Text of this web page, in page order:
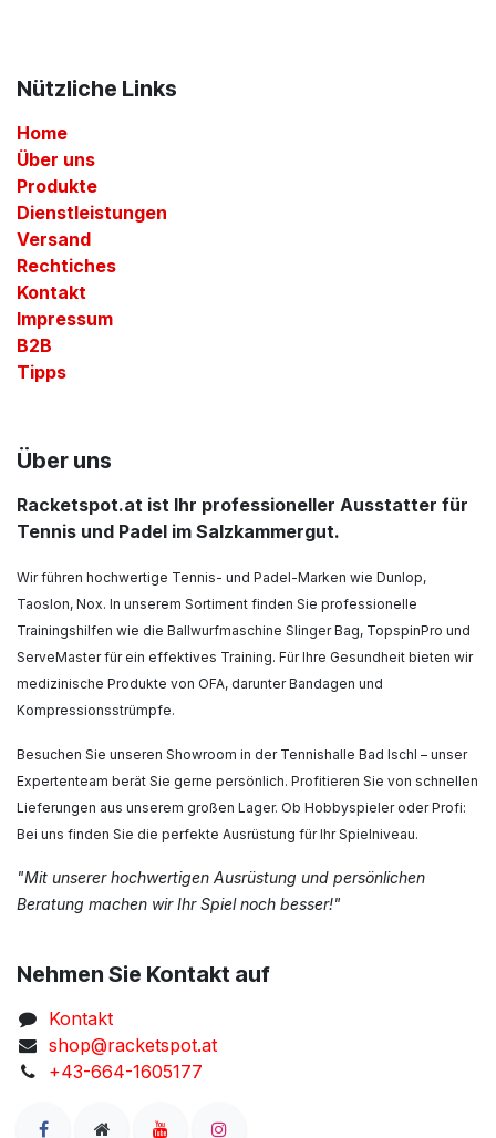
Nützliche Links
Home
Über uns
Produkte
Dienstleistungen
Versand
Rechtiches
Kontakt
Impressum
B2B
Tipps
Über uns
Racketspot.at ist Ihr professioneller Ausstatter für
Tennis und Padel im Salzkammergut.
Wir führen hochwertige Tennis- und Padel-Marken wie Dunlop,
Taoslon, Nox. In unserem Sortiment finden Sie professionelle
Trainingshilfen wie die Ballwurfmaschine Slinger Bag, TopspinPro und
ServeMaster für ein effektives Training. Für Ihre Gesundheit bieten wir
medizinische Produkte von OFA, darunter Bandagen und
Kompressionsstrümpfe.
Besuchen Sie unseren Showroom in der Tennishalle Bad Ischl – unser
Expertenteam berät Sie gerne persönlich. Profitieren Sie von schnellen
Lieferungen aus unserem großen Lager. Ob Hobbyspieler oder Profi:
Bei uns finden Sie die perfekte Ausrüstung für Ihr Spielniveau.
"Mit unserer hochwertigen Ausrüstung und persönlichen
Beratung machen wir Ihr Spiel noch besser!"
Nehmen Sie Kontakt auf
Kontakt
shop@racketspot.at
+43-664-1605177